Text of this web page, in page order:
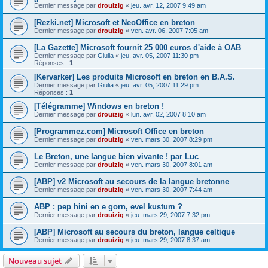
Dernier message par drouizig « jeu. avr. 12, 2007 9:49 am
[Rezki.net] Microsoft et NeoOffice en breton
Dernier message par drouizig « ven. avr. 06, 2007 7:05 am
[La Gazette] Microsoft fournit 25 000 euros d'aide à OAB
Dernier message par Giulia « jeu. avr. 05, 2007 11:30 pm
Réponses : 1
[Kervarker] Les produits Microsoft en breton en B.A.S.
Dernier message par Giulia « jeu. avr. 05, 2007 11:29 pm
Réponses : 1
[Télégramme] Windows en breton !
Dernier message par drouizig « lun. avr. 02, 2007 8:10 am
[Programmez.com] Microsoft Office en breton
Dernier message par drouizig « ven. mars 30, 2007 8:29 pm
Le Breton, une langue bien vivante ! par Luc
Dernier message par drouizig « ven. mars 30, 2007 8:01 am
[ABP] v2 Microsoft au secours de la langue bretonne
Dernier message par drouizig « ven. mars 30, 2007 7:44 am
ABP : pep hini en e gorn, evel kustum ?
Dernier message par drouizig « jeu. mars 29, 2007 7:32 pm
[ABP] Microsoft au secours du breton, langue celtique
Dernier message par drouizig « jeu. mars 29, 2007 8:37 am
Nouveau sujet